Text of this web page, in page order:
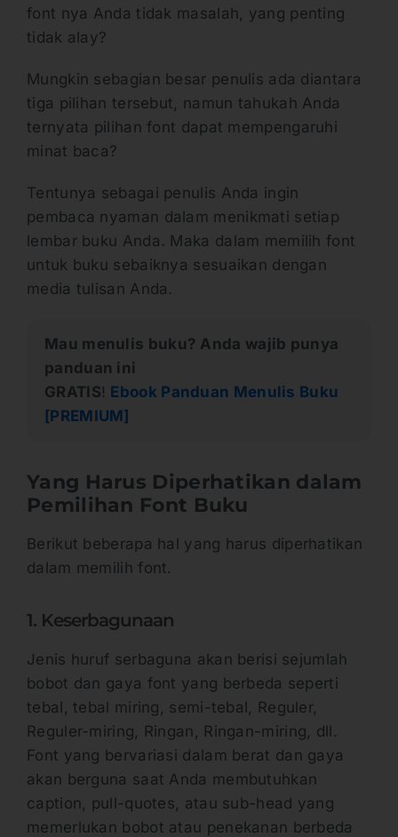
font nya Anda tidak masalah, yang penting
tidak alay?
Mungkin sebagian besar penulis ada diantara
tiga pilihan tersebut, namun tahukah Anda
ternyata pilihan font dapat mempengaruhi
minat baca?
Tentunya sebagai penulis Anda ingin
pembaca nyaman dalam menikmati setiap
lembar buku Anda. Maka dalam memilih font
untuk buku sebaiknya sesuaikan dengan
media tulisan Anda.
Mau menulis buku? Anda wajib punya
panduan ini
GRATIS! Ebook Panduan Menulis Buku
[PREMIUM]
Yang Harus Diperhatikan dalam
Pemilihan Font Buku
Berikut beberapa hal yang harus diperhatikan
dalam memilih font.
1. Keserbagunaan
Jenis huruf serbaguna akan berisi sejumlah
bobot dan gaya font yang berbeda seperti
tebal, tebal miring, semi-tebal, Reguler,
Reguler-miring, Ringan, Ringan-miring, dll.
Font yang bervariasi dalam berat dan gaya
akan berguna saat Anda membutuhkan
caption, pull-quotes, atau sub-head yang
memerlukan bobot atau penekanan berbeda